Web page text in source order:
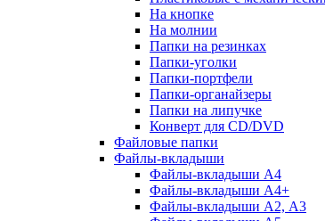
На кнопке
На молнии
Папки на резинках
Папки-уголки
Папки-портфели
Папки-органайзеры
Папки на липучке
Конверт для CD/DVD
Файловые папки
Файлы-вкладыши
Файлы-вкладыши А4
Файлы-вкладыши А4+
Файлы-вкладыши А2, А3